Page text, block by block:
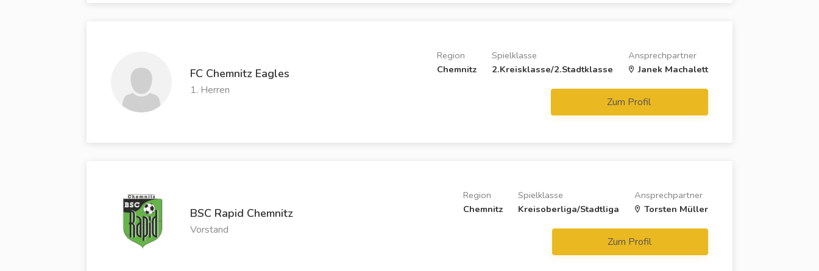
FC Chemnitz Eagles
1. Herren
Ansprechpartner
Janek Machalett
Spielklasse
2.Kreisklasse/2.Stadtklasse
Region
Chemnitz
Zum Profil
BSC Rapid Chemnitz
Vorstand
Ansprechpartner
Torsten Müller
Spielklasse
Kreisoberliga/Stadtliga
Region
Chemnitz
Zum Profil